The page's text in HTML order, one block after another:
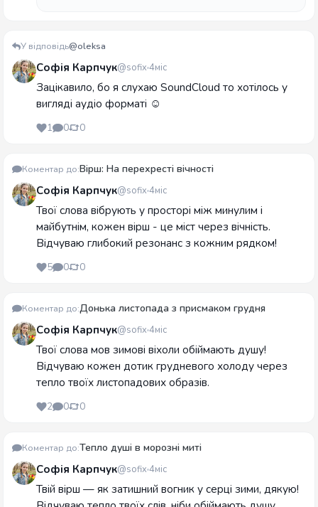
У відповідь@oleksa
Софія Карпчук@sofix 4міс
Зацікавило, бо я слухаю SoundCloud то хотілось у
вигляді аудіо форматі ☺️
1 0 0
Коментар до:Вірш: На перехресті вічності
Софія Карпчук@sofix 4міс
Твої слова вібрують у просторі між минулим і
майбутнім, кожен вірш - це міст через вічність.
Відчуваю глибокий резонанс з кожним рядком!
5 0 0
Коментар до:Донька листопада з присмаком грудня
Софія Карпчук@sofix 4міс
Твої слова мов зимові віхоли обіймають душу!
Відчуваю кожен дотик грудневого холоду через
тепло твоїх листопадових образів.
2 0 0
Коментар до:Тепло душі в морозні миті
Софія Карпчук@sofix 4міс
Твій вірш — як затишний вогник у серці зими, дякую!